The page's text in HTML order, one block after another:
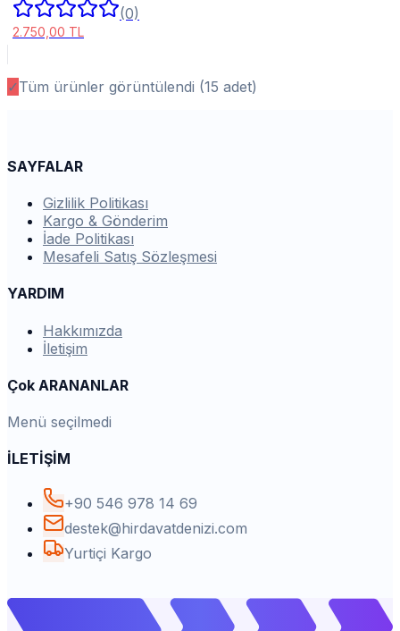
(0)
2.750,00 TL
✓Tüm ürünler görüntülendi (15 adet)
SAYFALAR
Gizlilik Politikası
Kargo & Gönderim
İade Politikası
Mesafeli Satış Sözleşmesi
YARDIM
Hakkımızda
İletişim
Çok ARANANLAR
Menü seçilmedi
İLETİŞİM
+90 546 978 14 69
destek@hirdavatdenizi.com
Yurtiçi Kargo